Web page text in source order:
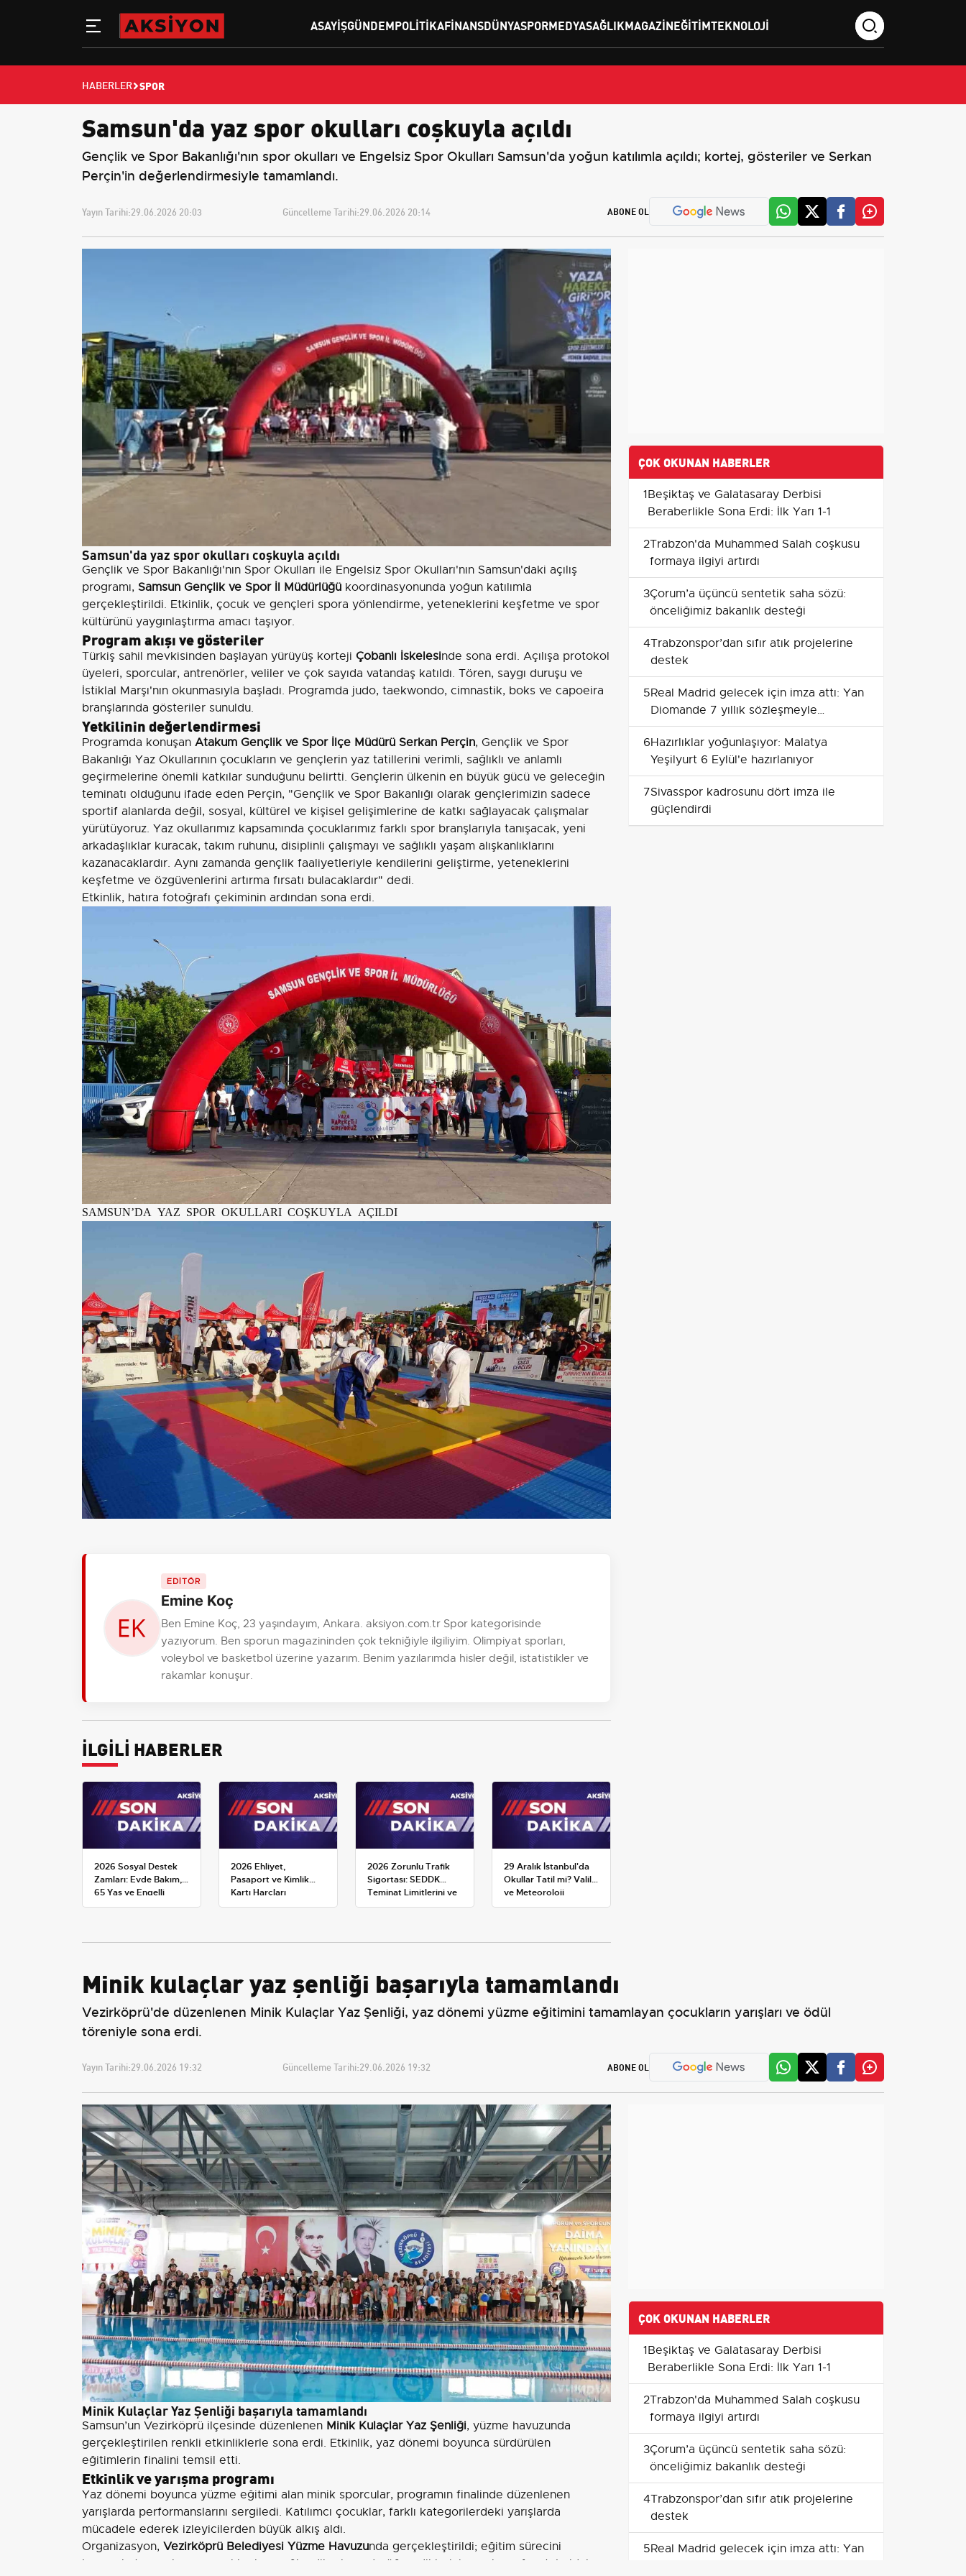
ASAYIŞGÜNDEMPOLITIKAFINANSDÜNYASPORMEDYASAĞLIKMAGAZINEĞITIMTEKNOLOJI
HABERLER SPOR
Samsun'da yaz spor okulları coşkuyla açıldı
Gençlik ve Spor Bakanlığı'nın spor okulları ve Engelsiz Spor Okulları Samsun'da yoğun katılımla açıldı; kortej, gösteriler ve Serkan
Perçin'in değerlendirmesiyle tamamlandı.
Yayın Tarihi:29.06.2026 20:03 Güncelleme Tarihi:29.06.2026 20:14 ABONE OL
Samsun'da yaz spor okulları coşkuyla açıldı
Gençlik ve Spor Bakanlığı'nın Spor Okulları ile Engelsiz Spor Okulları'nın Samsun'daki açılış
programı, Samsun Gençlik ve Spor İl Müdürlüğü koordinasyonunda yoğun katılımla
gerçekleştirildi. Etkinlik, çocuk ve gençleri spora yönlendirme, yeteneklerini keşfetme ve spor
kültürünü yaygınlaştırma amacı taşıyor.
Program akışı ve gösteriler
Türkiş sahil mevkisinden başlayan yürüyüş korteji Çobanlı İskelesinde sona erdi. Açılışa protokol
üyeleri, sporcular, antrenörler, veliler ve çok sayıda vatandaş katıldı. Tören, saygı duruşu ve
İstiklal Marşı'nın okunmasıyla başladı. Programda judo, taekwondo, cimnastik, boks ve capoeira
branşlarında gösteriler sunuldu.
Yetkilinin değerlendirmesi
Programda konuşan Atakum Gençlik ve Spor İlçe Müdürü Serkan Perçin, Gençlik ve Spor
Bakanlığı Yaz Okullarının çocukların ve gençlerin yaz tatillerini verimli, sağlıklı ve anlamlı
geçirmelerine önemli katkılar sunduğunu belirtti. Gençlerin ülkenin en büyük gücü ve geleceğin
teminatı olduğunu ifade eden Perçin, "Gençlik ve Spor Bakanlığı olarak gençlerimizin sadece
sportif alanlarda değil, sosyal, kültürel ve kişisel gelişimlerine de katkı sağlayacak çalışmalar
yürütüyoruz. Yaz okullarımız kapsamında çocuklarımız farklı spor branşlarıyla tanışacak, yeni
arkadaşlıklar kuracak, takım ruhunu, disiplinli çalışmayı ve sağlıklı yaşam alışkanlıklarını
kazanacaklardır. Aynı zamanda gençlik faaliyetleriyle kendilerini geliştirme, yeteneklerini
keşfetme ve özgüvenlerini artırma fırsatı bulacaklardır" dedi.
Etkinlik, hatıra fotoğrafı çekiminin ardından sona erdi.
SAMSUN’DA YAZ SPOR OKULLARI COŞKUYLA AÇILDI
EDİTÖR
Emine Koç
Ben Emine Koç, 23 yaşındayım, Ankara. aksiyon.com.tr Spor kategorisinde
yazıyorum. Ben sporun magazininden çok tekniğiyle ilgiliyim. Olimpiyat sporları,
voleybol ve basketbol üzerine yazarım. Benim yazılarımda hisler değil, istatistikler ve
rakamlar konuşur.
İLGİLİ HABERLER
2026 Sosyal Destek
Zamları: Evde Bakım,
65 Yaş ve Engelli
Maaşlarında Yeni
2026 Ehliyet,
Pasaport ve Kimlik
Kartı Harçları
Resmileşti: Yeni
2026 Zorunlu Trafik
Sigortası: SEDDK
Teminat Limitlerini ve
Çoklu Araç Tarifesini
29 Aralık İstanbul'da
Okullar Tatil mi? Valilik
ve Meteoroloji
Açıklamaları
ÇOK OKUNAN HABERLER
1Beşiktaş ve Galatasaray Derbisi
Beraberlikle Sona Erdi: İlk Yarı 1-1
2Trabzon'da Muhammed Salah coşkusu
formaya ilgiyi artırdı
3Çorum’a üçüncü sentetik saha sözü:
önceliğimiz bakanlık desteği
4Trabzonspor’dan sıfır atık projelerine
destek
5Real Madrid gelecek için imza attı: Yan
Diomande 7 yıllık sözleşmeyle
Madrid'de
6Hazırlıklar yoğunlaşıyor: Malatya
Yeşilyurt 6 Eylül'e hazırlanıyor
7Sivasspor kadrosunu dört imza ile
güçlendirdi
Minik kulaçlar yaz şenliği başarıyla tamamlandı
Vezirköprü'de düzenlenen Minik Kulaçlar Yaz Şenliği, yaz dönemi yüzme eğitimini tamamlayan çocukların yarışları ve ödül
töreniyle sona erdi.
Yayın Tarihi:29.06.2026 19:32 Güncelleme Tarihi:29.06.2026 19:32 ABONE OL
Minik Kulaçlar Yaz Şenliği başarıyla tamamlandı
Samsun’un Vezirköprü ilçesinde düzenlenen Minik Kulaçlar Yaz Şenliği, yüzme havuzunda
gerçekleştirilen renkli etkinliklerle sona erdi. Etkinlik, yaz dönemi boyunca sürdürülen
eğitimlerin finalini temsil etti.
Etkinlik ve yarışma programı
Yaz dönemi boyunca yüzme eğitimi alan minik sporcular, programın finalinde düzenlenen
yarışlarda performanslarını sergiledi. Katılımcı çocuklar, farklı kategorilerdeki yarışlarda
mücadele ederek izleyicilerden büyük alkış aldı.
Organizasyon, Vezirköprü Belediyesi Yüzme Havuzunda gerçekleştirildi; eğitim sürecini
başarıyla tamamlayan çocuklar hem eğlendiler hem de öğrendiklerini uygulama fırsatı buldular.
ÇOK OKUNAN HABERLER
1Beşiktaş ve Galatasaray Derbisi
Beraberlikle Sona Erdi: İlk Yarı 1-1
2Trabzon'da Muhammed Salah coşkusu
formaya ilgiyi artırdı
3Çorum’a üçüncü sentetik saha sözü:
önceliğimiz bakanlık desteği
4Trabzonspor’dan sıfır atık projelerine
destek
5Real Madrid gelecek için imza attı: Yan